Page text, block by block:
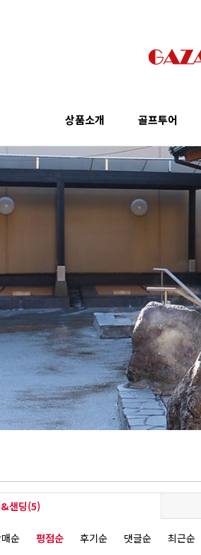
상품소개
오사카 투어
카야마투어
골프투어
골프투어
상품소개
오사카 투어
교토투어
나라투어
골프투어
골프투어
골프명소
샌딩(5)
순 평점순 후기순 댓글순 최근순